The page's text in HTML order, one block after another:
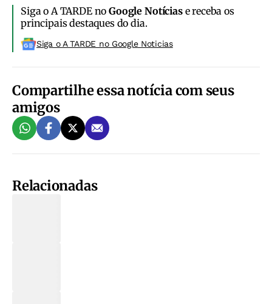
Siga o A TARDE noGoogle Notíciase receba os
principais destaques do dia.
Siga o A TARDE no Google Noticias
Compartilhe essa notícia com seus
amigos
Relacionadas